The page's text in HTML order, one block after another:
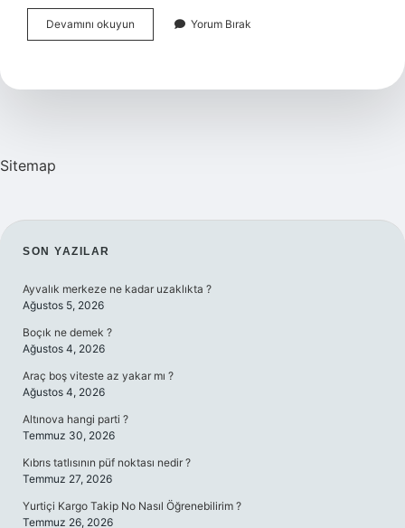
Devamını okuyun Cinsellik
Utanılacak
Mi
Yorum Bırak
Sitemap
SIDEBAR
SON YAZILAR
Ayvalık merkeze ne kadar uzaklıkta ?
Ağustos 5, 2026
Boçık ne demek ?
Ağustos 4, 2026
Araç boş viteste az yakar mı ?
Ağustos 4, 2026
Altınova hangi parti ?
Temmuz 30, 2026
Kıbrıs tatlısının püf noktası nedir ?
Temmuz 27, 2026
Yurtiçi Kargo Takip No Nasıl Öğrenebilirim ?
Temmuz 26, 2026